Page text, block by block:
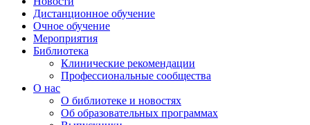
Дистанционное обучение
Очное обучение
Мероприятия
Библиотека
Клинические рекомендации
Профессиональные сообщества
О нас
О библиотеке и новостях
Об образовательных программах